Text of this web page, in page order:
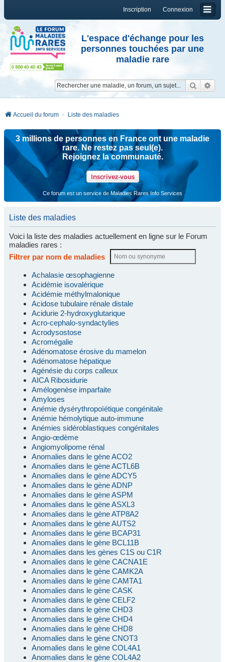
Connexion
Inscription
L'espace d'échange pour les
personnes touchées par une
maladie rare
Accueil du forum Liste des maladies
3 millions de personnes en France ont une maladie
rare. Ne restez pas seul(e).
Rejoignez la communauté.
Inscrivez-vous
Ce forum est un service de Maladies Rares Info Services
Liste des maladies
Voici la liste des maladies actuellement en ligne sur le Forum
maladies rares :
Filtrer par nom de maladies
Achalasie œsophagienne
Acidémie isovalérique
Acidémie méthylmalonique
Acidose tubulaire rénale distale
Acidurie 2-hydroxyglutarique
Acro-cephalo-syndactylies
Acrodysostose
Acromégalie
Adénomatose érosive du mamelon
Adénomatose hépatique
Agénésie du corps calleux
AICA Ribosidurie
Amélogenèse imparfaite
Amyloses
Anémie dysérythropoïétique congénitale
Anémie hémolytique auto-immune
Anémies sidéroblastiques congénitales
Angio-œdème
Angiomyolipome rénal
Anomalies dans le gène ACO2
Anomalies dans le gène ACTL6B
Anomalies dans le gène ADCY5
Anomalies dans le gène ADNP
Anomalies dans le gène ASPM
Anomalies dans le gène ASXL3
Anomalies dans le gène ATP8A2
Anomalies dans le gène AUTS2
Anomalies dans le gène BCAP31
Anomalies dans le gène BCL11B
Anomalies dans les gènes C1S ou C1R
Anomalies dans le gène CACNA1E
Anomalies dans le gène CAMK2A
Anomalies dans le gène CAMTA1
Anomalies dans le gène CASK
Anomalies dans le gène CELF2
Anomalies dans le gène CHD3
Anomalies dans le gène CHD4
Anomalies dans le gène CHD8
Anomalies dans le gène CNOT3
Anomalies dans le gène COL4A1
Anomalies dans le gène COL4A2